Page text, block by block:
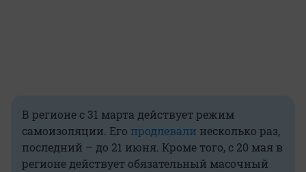
В регионе с 31 марта действует режим
самоизоляции. Его продлевали несколько раз,
последний – до 21 июня. Кроме того, с 20 мая в
регионе действует обязательный масочный